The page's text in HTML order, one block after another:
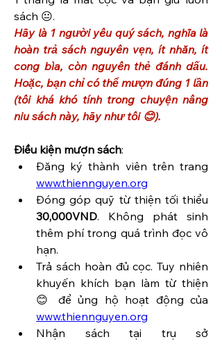
sách 😐.
Hãy là 1 người yêu quý sách, nghĩa là
hoàn trả sách nguyên vẹn, ít nhăn, ít
cong bìa, còn nguyên thẻ đánh dấu.
Hoặc, bạn chỉ có thể mượn đúng 1 lần
(tôi khá khó tính trong chuyện nâng
niu sách này, hãy như tôi 😊).
Điều kiện mượn sách:
www.thiennguyen.org
30,000VND. Không phát sinh
thêm phí trong quá trình đọc vô
hạn.
Trả sách hoàn đủ cọc. Tuy nhiên
khuyến khích bạn làm từ thiện
www.thiennguyen.org